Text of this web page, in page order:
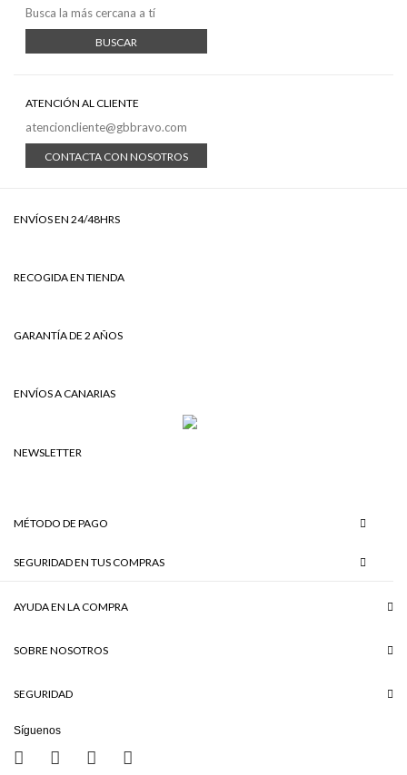
Busca la más cercana a tí
BUSCAR
ATENCIÓN AL CLIENTE
atencioncliente@gbbravo.com
CONTACTA CON NOSOTROS
ENVÍOS EN 24/48HRS
RECOGIDA EN TIENDA
GARANTÍA DE 2 AÑOS
ENVÍOS A CANARIAS
NEWSLETTER
MÉTODO DE PAGO
SEGURIDAD EN TUS COMPRAS
AYUDA EN LA COMPRA
SOBRE NOSOTROS
SEGURIDAD
Síguenos